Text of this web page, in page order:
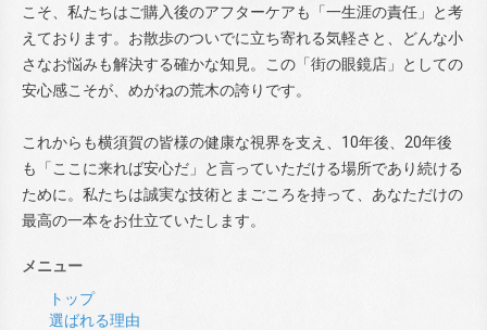
こそ、私たちはご購入後のアフターケアも「一生涯の責任」と考
えております。お散歩のついでに立ち寄れる気軽さと、どんな小
さなお悩みも解決する確かな知見。この「街の眼鏡店」としての
安心感こそが、めがねの荒木の誇りです。
これからも横須賀の皆様の健康な視界を支え、10年後、20年後
も「ここに来れば安心だ」と言っていただける場所であり続ける
ために。私たちは誠実な技術とまごころを持って、あなただけの
最高の一本をお仕立ていたします。
メニュー
トップ
選ばれる理由